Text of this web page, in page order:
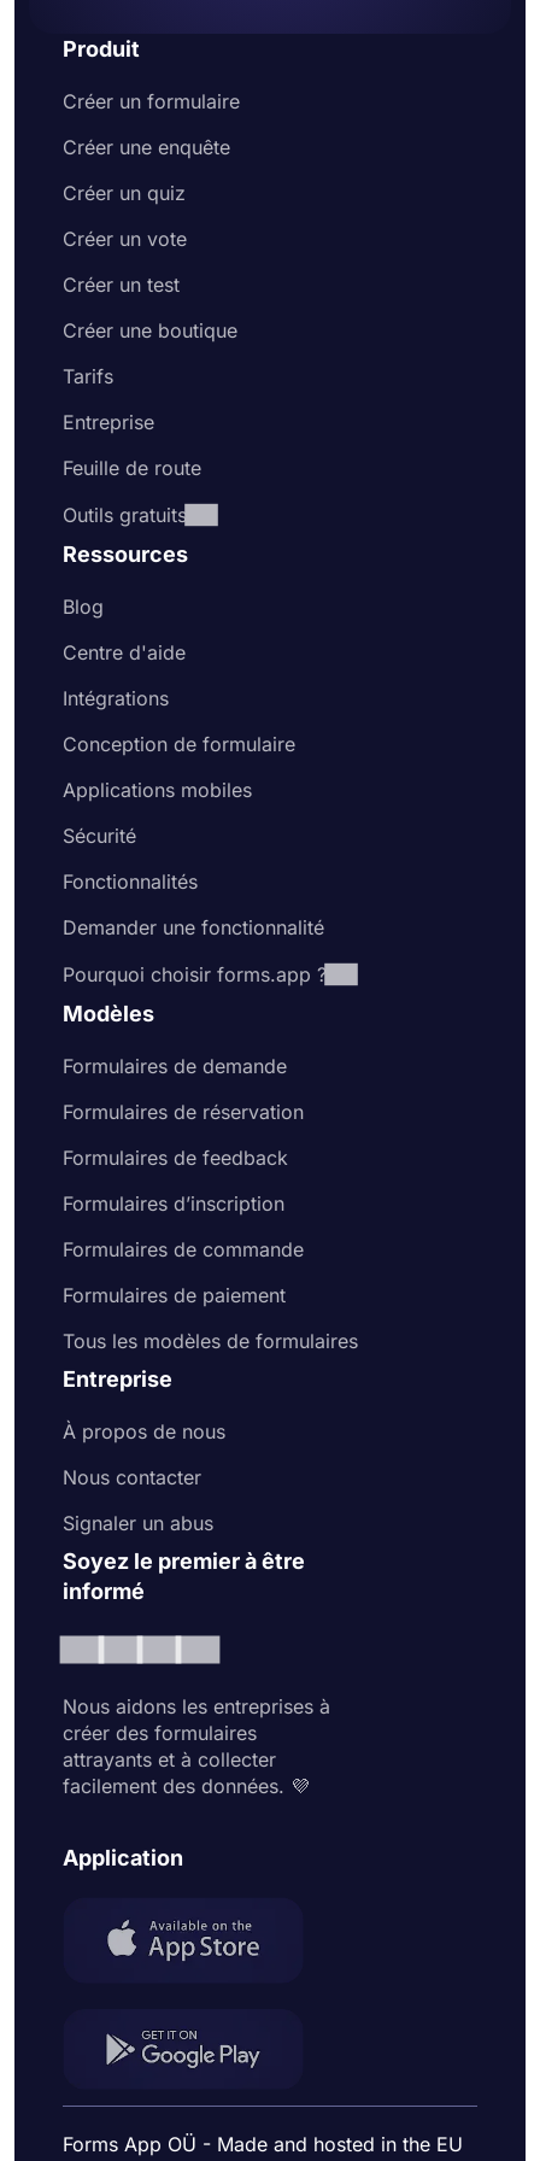
Produit
Créer un formulaire
Créer une enquête
Créer un quiz
Créer un vote
Créer un test
Créer une boutique
Tarifs
Entreprise
Feuille de route
Outils gratuits
Ressources
Blog
Centre d'aide
Intégrations
Conception de formulaire
Applications mobiles
Sécurité
Fonctionnalités
Demander une fonctionnalité
Pourquoi choisir forms.app ?
Modèles
Formulaires de demande
Formulaires de réservation
Formulaires de feedback
Formulaires d’inscription
Formulaires de commande
Formulaires de paiement
Tous les modèles de formulaires
Entreprise
À propos de nous
Nous contacter
Signaler un abus
Soyez le premier à être
informé
Nous aidons les entreprises à
créer des formulaires
attrayants et à collecter
facilement des données. 💜
Application
Forms App OÜ - Made and hosted in the EU